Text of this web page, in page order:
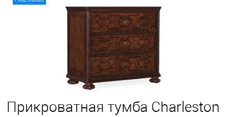
Прикроватная тумба Charleston